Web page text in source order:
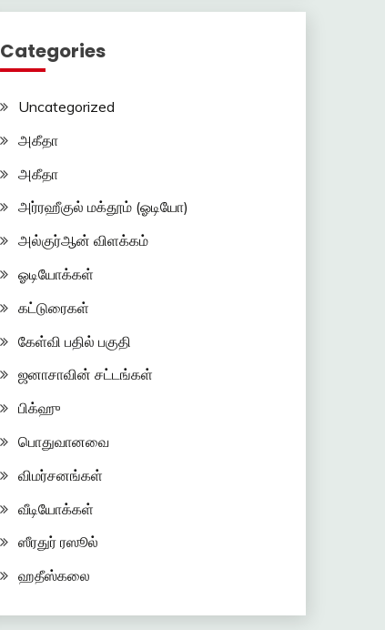
Categories
Uncategorized
அகீதா
அகீதா
அர்ரஹீகுல் மக்தூம் (ஓடியோ)
அல்குர்ஆன் விளக்கம்
ஓடியோக்கள்
கட்டுரைகள்
கேள்வி பதில் பகுதி
ஜனாசாவின் சட்டங்கள்
பிக்ஹு
பொதுவானவை
விமர்சனங்கள்
வீடியோக்கள்
ஸீரதுர் ரஸூல்
ஹதீஸ்கலை